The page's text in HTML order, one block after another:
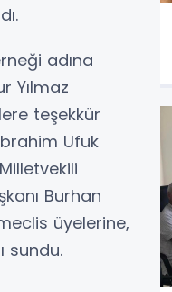
adına
Yılmaz
teşekkür
Ufuk
Burhan
üyelerine,
sundu.